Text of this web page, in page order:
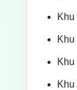
Khu
Khu